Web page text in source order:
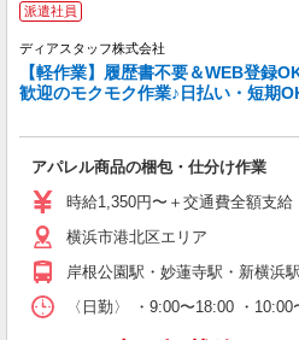
派遣社員
ディアスタッフ株式会社
【軽作業】履歴書不要＆WEB登録
歓迎のモクモク作業♪日払い・短期
アパレル商品の梱包・仕分け作業
時給1,350円〜＋交通費全額支
横浜市港北区エリア
岸根公園駅・妙蓮寺駅・新横浜
〈日勤〉 ・9:00〜18:00 ・